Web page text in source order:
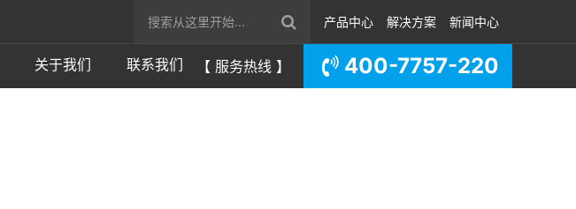
产品中心 解决方案 新闻中心
关于我们 联系我们 【 服务热线 】 400-7757-220